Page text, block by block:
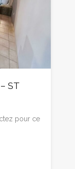
ST
pour ce